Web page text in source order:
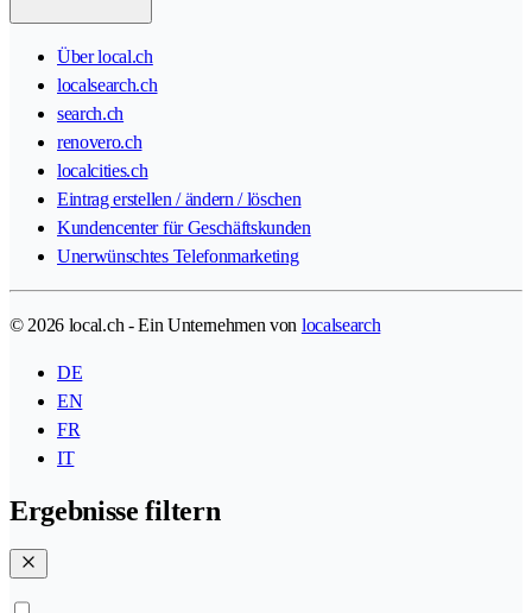
Über local.ch
localsearch.ch
search.ch
renovero.ch
localcities.ch
Eintrag erstellen / ändern / löschen
Kundencenter für Geschäftskunden
Unerwünschtes Telefonmarketing
© 2026 local.ch - Ein Unternehmen von localsearch
DE
EN
FR
IT
Ergebnisse filtern